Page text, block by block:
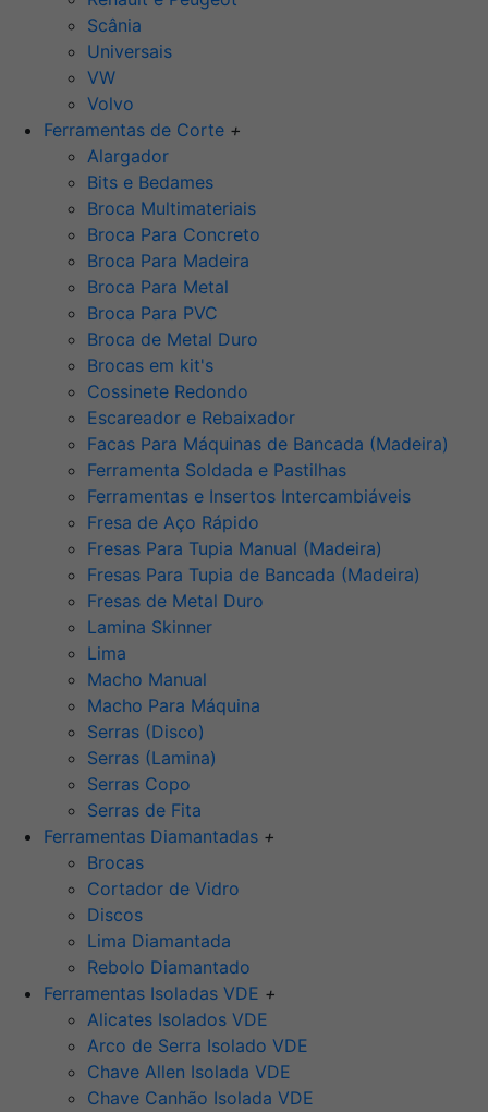
Scânia
Universais
VW
Volvo
Ferramentas de Corte +
Alargador
Bits e Bedames
Broca Multimateriais
Broca Para Concreto
Broca Para Madeira
Broca Para Metal
Broca Para PVC
Broca de Metal Duro
Brocas em kit's
Cossinete Redondo
Escareador e Rebaixador
Facas Para Máquinas de Bancada (Madeira)
Ferramenta Soldada e Pastilhas
Ferramentas e Insertos Intercambiáveis
Fresa de Aço Rápido
Fresas Para Tupia Manual (Madeira)
Fresas Para Tupia de Bancada (Madeira)
Fresas de Metal Duro
Lamina Skinner
Lima
Macho Manual
Macho Para Máquina
Serras (Disco)
Serras (Lamina)
Serras Copo
Serras de Fita
Ferramentas Diamantadas +
Brocas
Cortador de Vidro
Discos
Lima Diamantada
Rebolo Diamantado
Ferramentas Isoladas VDE +
Alicates Isolados VDE
Arco de Serra Isolado VDE
Chave Allen Isolada VDE
Chave Canhão Isolada VDE